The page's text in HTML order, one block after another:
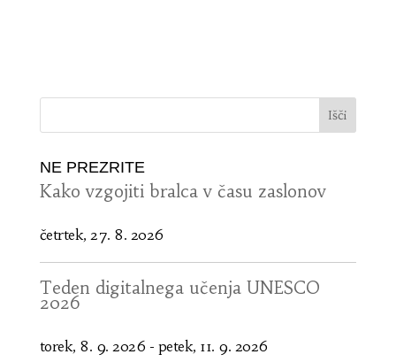
NE PREZRITE
Kako vzgojiti bralca v času zaslonov
četrtek, 27. 8. 2026
Teden digitalnega učenja UNESCO
2026
torek, 8. 9. 2026 - petek, 11. 9. 2026